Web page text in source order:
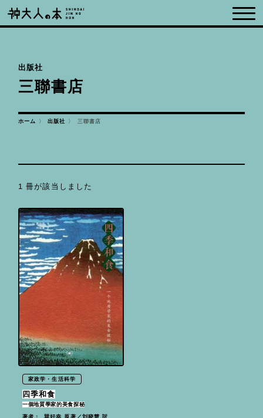
出版社
三聯書店
ホーム 出版社 三聯書店
1 冊が該当しました
家政学・生活科学
四季和食
一個地質學家的美食探秘
著者： 巽好幸 原著／刘晓慧 訳